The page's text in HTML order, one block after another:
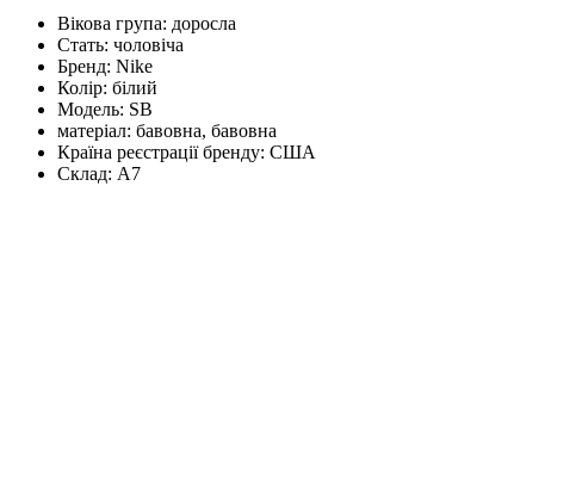
Вікова група: доросла
Стать: чоловіча
Бренд: Nike
Колір: білий
Модель: SB
матеріал: бавовна, бавовна
Країна реєстрації бренду: США
Склад: А7